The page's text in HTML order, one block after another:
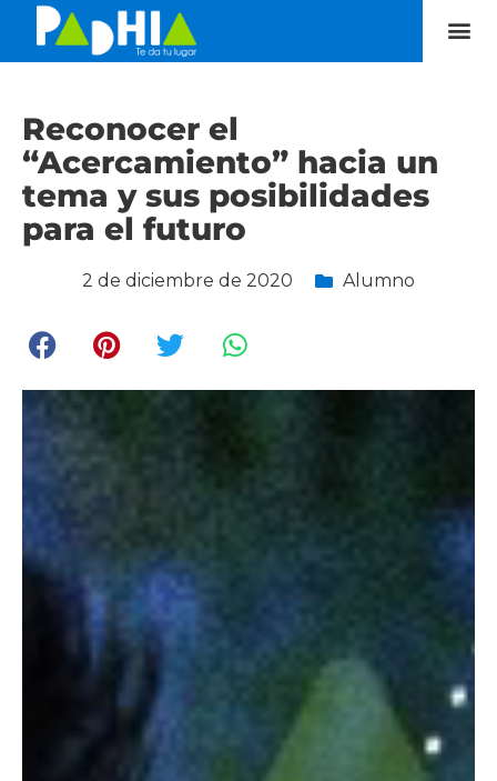
Reconocer el
“Acercamiento” hacia un
tema y sus posibilidades
para el futuro
2 de diciembre de 2020 Alumno